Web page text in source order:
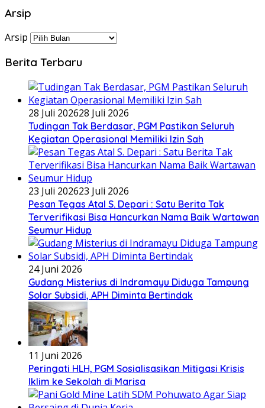
Arsip
Arsip
Berita Terbaru
28 Juli 202628 Juli 2026
Tudingan Tak Berdasar, PGM Pastikan Seluruh
Kegiatan Operasional Memiliki Izin Sah
23 Juli 202623 Juli 2026
Pesan Tegas Atal S. Depari : Satu Berita Tak
Terverifikasi Bisa Hancurkan Nama Baik Wartawan
Seumur Hidup
24 Juni 2026
Gudang Misterius di Indramayu Diduga Tampung
Solar Subsidi, APH Diminta Bertindak
11 Juni 2026
Peringati HLH, PGM Sosialisasikan Mitigasi Krisis
Iklim ke Sekolah di Marisa